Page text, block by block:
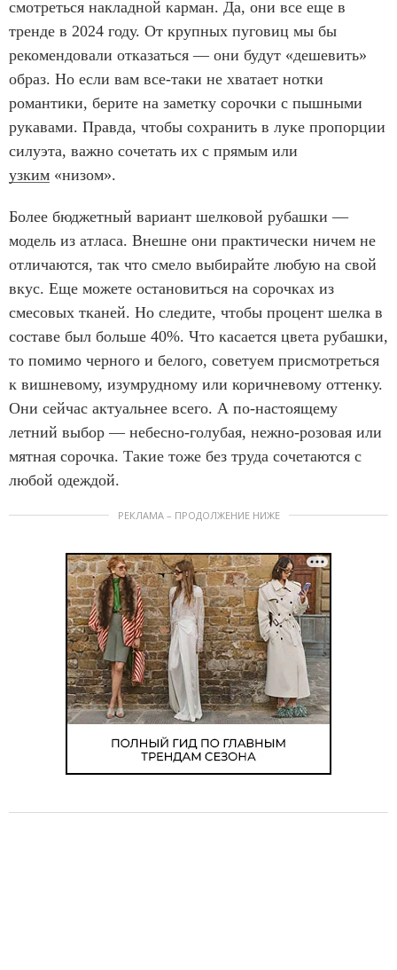
смотреться накладной карман. Да, они все еще в
тренде в 2024 году. От крупных пуговиц мы бы
рекомендовали отказаться — они будут «дешевить»
образ. Но если вам все-таки не хватает нотки
романтики, берите на заметку сорочки с пышными
рукавами. Правда, чтобы сохранить в луке пропорции
силуэта, важно сочетать их с прямым или
узким «низом».
Более бюджетный вариант шелковой рубашки —
модель из атласа. Внешне они практически ничем не
отличаются, так что смело выбирайте любую на свой
вкус. Еще можете остановиться на сорочках из
смесовых тканей. Но следите, чтобы процент шелка в
составе был больше 40%. Что касается цвета рубашки,
то помимо черного и белого, советуем присмотреться
к вишневому, изумрудному или коричневому оттенку.
Они сейчас актуальнее всего. А по-настоящему
летний выбор — небесно-голубая, нежно-розовая или
мятная сорочка. Такие тоже без труда сочетаются с
любой одеждой.
РЕКЛАМА – ПРОДОЛЖЕНИЕ НИЖЕ